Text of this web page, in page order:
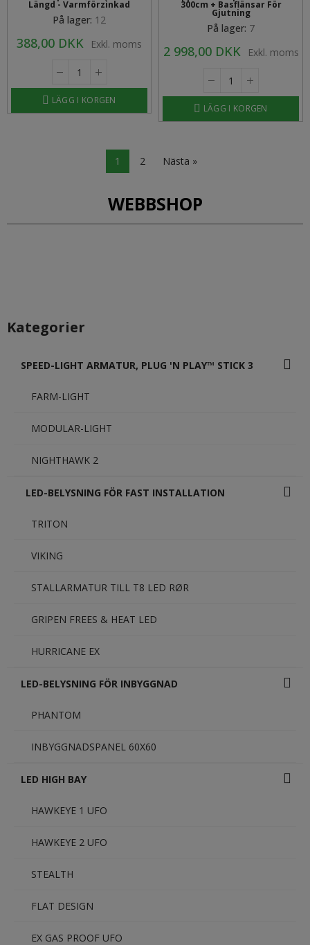
Längd - Varmförzinkad
På lager: 12
388,00 DKK Exkl. moms
LÄGG I KORGEN
300cm + Basflänsar För
Gjutning
På lager: 7
2 998,00 DKK Exkl. moms
LÄGG I KORGEN
1 2 Nästa »
WEBBSHOP
Kategorier
SPEED-LIGHT ARMATUR, PLUG 'N PLAY™ STICK 3
FARM-LIGHT
MODULAR-LIGHT
NIGHTHAWK 2
LED-BELYSNING FÖR FAST INSTALLATION
TRITON
VIKING
STALLARMATUR TILL T8 LED RØR
GRIPEN FREES & HEAT LED
HURRICANE EX
LED-BELYSNING FÖR INBYGGNAD
PHANTOM
INBYGGNADSPANEL 60X60
LED HIGH BAY
HAWKEYE 1 UFO
HAWKEYE 2 UFO
STEALTH
FLAT DESIGN
EX GAS PROOF UFO